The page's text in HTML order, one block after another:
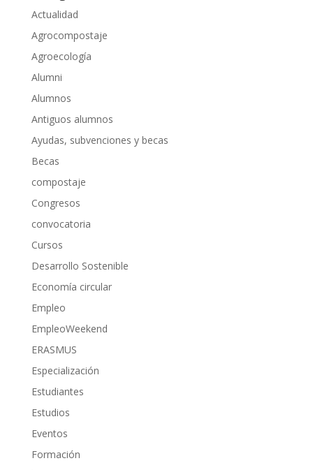
Actualidad
Agrocompostaje
Agroecología
Alumni
Alumnos
Antiguos alumnos
Ayudas, subvenciones y becas
Becas
compostaje
Congresos
convocatoria
Cursos
Desarrollo Sostenible
Economía circular
Empleo
EmpleoWeekend
ERASMUS
Especialización
Estudiantes
Estudios
Eventos
Formación